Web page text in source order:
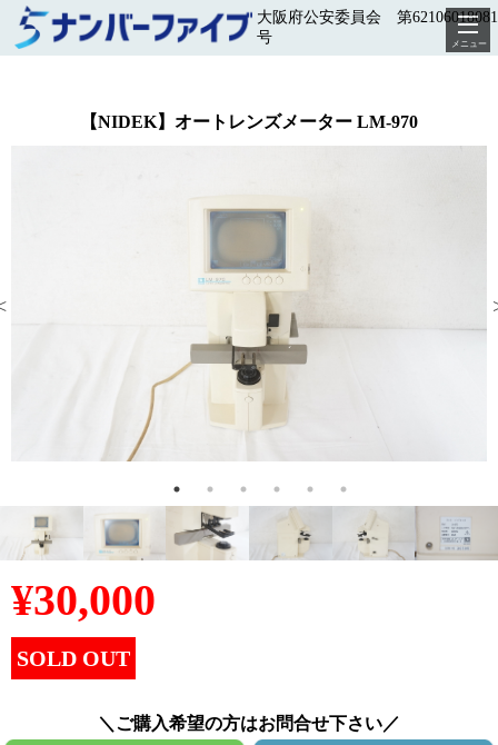
大阪府公安委員会 第
号
メニュー
【NIDEK】オートレンズメーター LM-970
¥30,000
SOLD OUT
＼ご購入希望の方はお問合せ下さい／